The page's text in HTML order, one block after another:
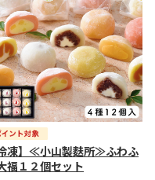
冷凍】≪小山製麩所≫ふわふ
福１２個セット